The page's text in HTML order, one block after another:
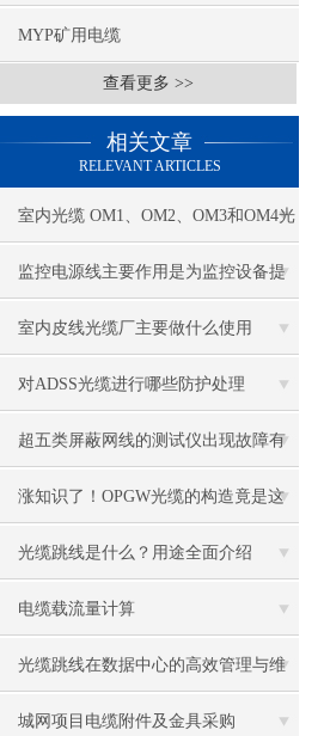
MYP矿用电缆
查看更多 >>
相关文章
RELEVANT ARTICLES
室内光缆 OM1、OM2、OM3和OM4光
纤之间有什么区别？
监控电源线主要作用是为监控设备提
供电源和信号传输功能
室内皮线光缆厂主要做什么使用
对ADSS光缆进行哪些防护处理
超五类屏蔽网线的测试仪出现故障有
哪些解决方法
涨知识了！OPGW光缆的构造竟是这
样的
光缆跳线是什么？用途全面介绍
电缆载流量计算
光缆跳线在数据中心的高效管理与维
护策略
城网项目电缆附件及金具采购